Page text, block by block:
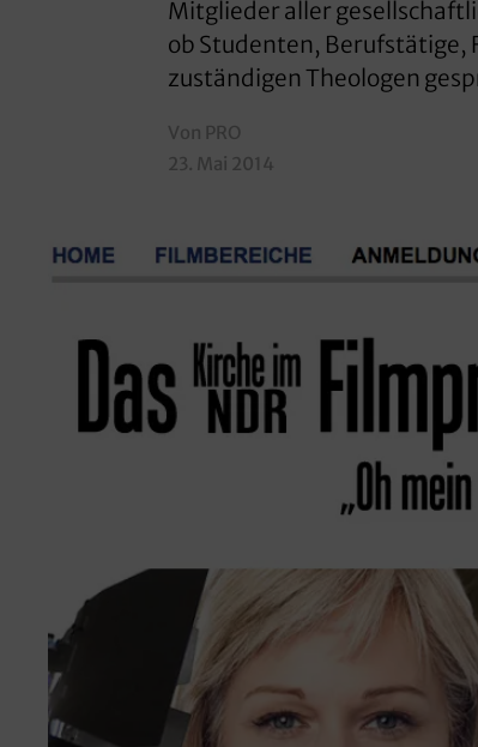
Mitglieder aller
ob Studenten, Berufstätige,
zuständigen Theologen
Von PRO
23. Mai 2014